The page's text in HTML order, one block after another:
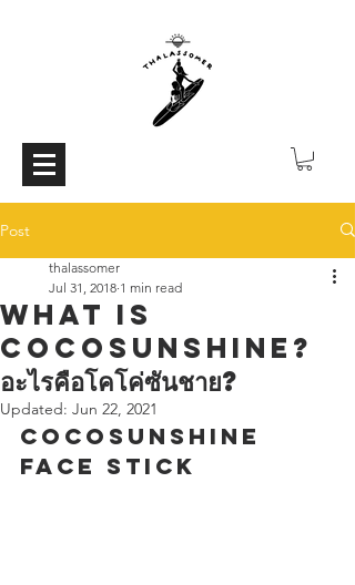
Post
What is
cocosunshine?
อะไรคือโคโค่ซันชาย?
thalassomer
Jul 31, 2018 1 min read
Updated: Jun 22, 2021
COCOSUNSHINE
FACE STICK